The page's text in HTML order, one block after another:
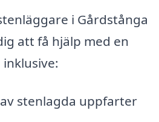
i Gårdstånga
att få hjälp med en
stenlagda uppfarter